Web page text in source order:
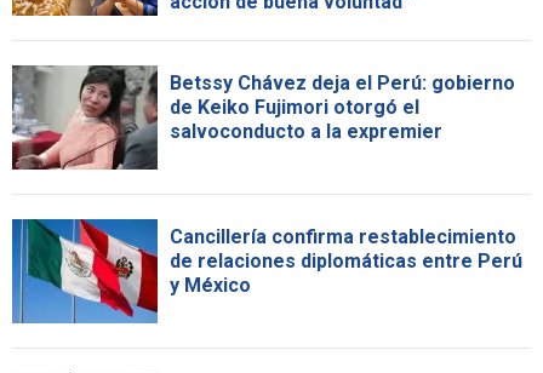
Betssy Chávez deja el Perú: gobierno
de Keiko Fujimori otorgó el
salvoconducto a la expremier
Cancillería confirma restablecimiento
de relaciones diplomáticas entre Perú
y México